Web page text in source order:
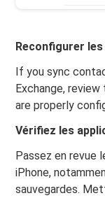
Reconfigurer
If you sync
Exchange,
are properly
Vérifiez les
Passez en revue
iPhone,
sauvegardes.